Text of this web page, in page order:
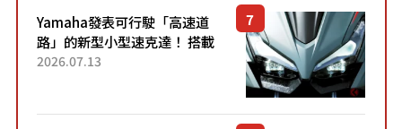
Yamaha發表可行駛「高速道
路」的新型小型速克達！ 搭載
能享受超強勁「渦輪感」的動
2026.07.13